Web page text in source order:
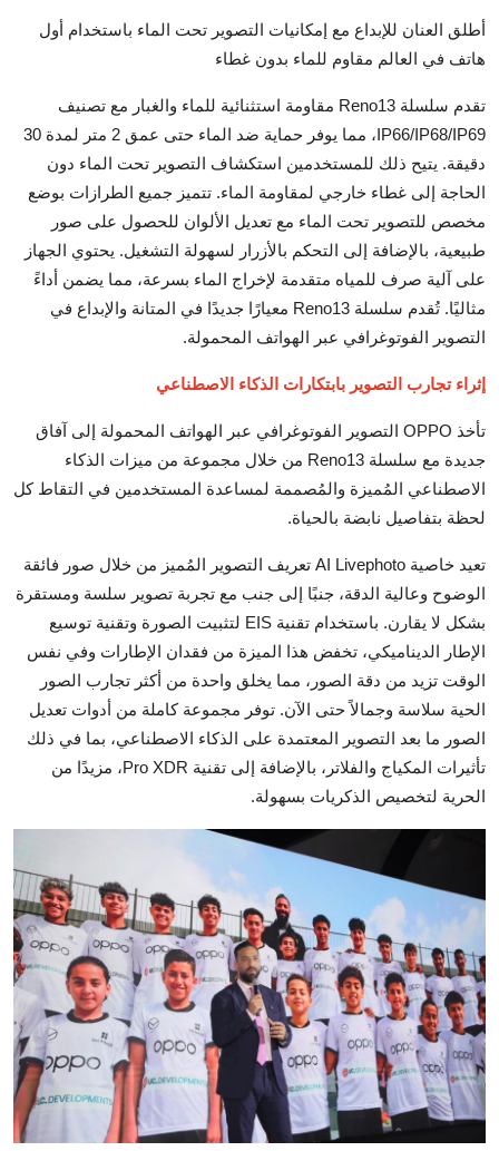
أطلق العنان للإبداع مع إمكانيات التصوير تحت الماء باستخدام أول
هاتف في العالم مقاوم للماء بدون غطاء
تقدم سلسلة Reno13 مقاومة استثنائية للماء والغبار مع تصنيف
IP66/IP68/IP69، مما يوفر حماية ضد الماء حتى عمق 2 متر لمدة 30
دقيقة. يتيح ذلك للمستخدمين استكشاف التصوير تحت الماء دون
الحاجة إلى غطاء خارجي لمقاومة الماء. تتميز جميع الطرازات بوضع
مخصص للتصوير تحت الماء مع تعديل الألوان للحصول على صور
طبيعية، بالإضافة إلى التحكم بالأزرار لسهولة التشغيل. يحتوي الجهاز
على آلية صرف للمياه متقدمة لإخراج الماء بسرعة، مما يضمن أداءً
مثاليًا. تُقدم سلسلة Reno13 معيارًا جديدًا في المتانة والإبداع في
التصوير الفوتوغرافي عبر الهواتف المحمولة.
إثراء تجارب التصوير بابتكارات الذكاء الاصطناعي
تأخذ OPPO التصوير الفوتوغرافي عبر الهواتف المحمولة إلى آفاق
جديدة مع سلسلة Reno13 من خلال مجموعة من ميزات الذكاء
الاصطناعي المُميزة والمُصممة لمساعدة المستخدمين في التقاط كل
لحظة بتفاصيل نابضة بالحياة.
تعيد خاصية AI Livephoto تعريف التصوير المُميز من خلال صور فائقة
الوضوح وعالية الدقة، جنبًا إلى جنب مع تجربة تصوير سلسة ومستقرة
بشكل لا يقارن. باستخدام تقنية EIS لتثبيت الصورة وتقنية توسيع
الإطار الديناميكي، تخفض هذا الميزة من فقدان الإطارات وفي نفس
الوقت تزيد من دقة الصور، مما يخلق واحدة من أكثر تجارب الصور
الحية سلاسة وجمالاً حتى الآن. توفر مجموعة كاملة من أدوات تعديل
الصور ما بعد التصوير المعتمدة على الذكاء الاصطناعي، بما في ذلك
تأثيرات المكياج والفلاتر، بالإضافة إلى تقنية Pro XDR، مزيدًا من
الحرية لتخصيص الذكريات بسهولة.